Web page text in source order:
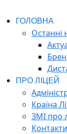
ГОЛОВНА
Останні
ПРО ЛІЦЕЙ
Країна
ЗМІ про
Контакти